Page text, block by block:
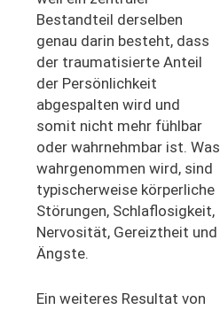
Bestandteil derselben
genau darin besteht, dass
der traumatisierte Anteil
der Persönlichkeit
abgespalten wird und
somit nicht mehr fühlbar
oder wahrnehmbar ist. Was
wahrgenommen wird, sind
typischerweise körperliche
Störungen, Schlaflosigkeit,
Nervosität, Gereiztheit und
Ängste.
Ein weiteres Resultat von